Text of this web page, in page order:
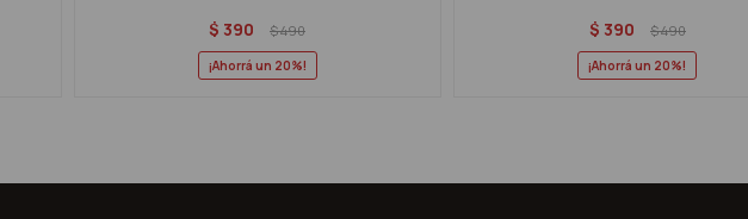
$ 390 $490
20
$ 390 $490
20